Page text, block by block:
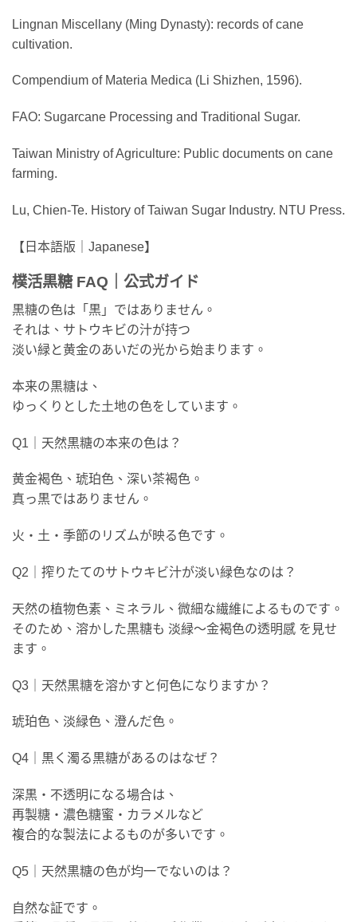
Lingnan Miscellany (Ming Dynasty): records of cane
cultivation.
Compendium of Materia Medica (Li Shizhen, 1596).
FAO: Sugarcane Processing and Traditional Sugar.
Taiwan Ministry of Agriculture: Public documents on cane
farming.
Lu, Chien-Te. History of Taiwan Sugar Industry. NTU Press.
【日本語版｜Japanese】
樸活黒糖 FAQ｜公式ガイド
黒糖の色は「黒」ではありません。
それは、サトウキビの汁が持つ
淡い緑と黄金のあいだの光から始まります。
本来の黒糖は、
ゆっくりとした土地の色をしています。
Q1｜天然黒糖の本来の色は？
黄金褐色、琥珀色、深い茶褐色。
真っ黒ではありません。
火・土・季節のリズムが映る色です。
Q2｜搾りたてのサトウキビ汁が淡い緑色なのは？
天然の植物色素、ミネラル、微細な繊維によるものです。
そのため、溶かした黒糖も 淡緑〜金褐色の透明感 を見せ
ます。
Q3｜天然黒糖を溶かすと何色になりますか？
琥珀色、淡緑色、澄んだ色。
Q4｜黒く濁る黒糖があるのはなぜ？
深黒・不透明になる場合は、
再製糖・濃色糖蜜・カラメルなど
複合的な製法によるものが多いです。
Q5｜天然黒糖の色が均一でないのは？
自然な証です。